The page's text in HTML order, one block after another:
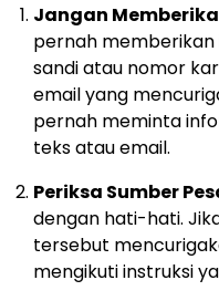
Jangan
pernah
sandi atau nomor
email yang
pernah meminta
teks atau email.
Periksa Sumber
dengan hati-hati.
tersebut
mengikuti instruksi